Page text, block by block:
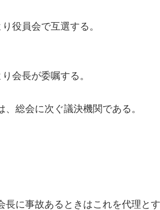
役員会で互選する。
会長が委嘱する。
総会に次ぐ議決機関である。
に事故あるときはこれを代理とす